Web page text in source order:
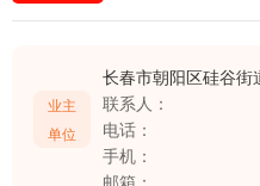
业主
单位
长春市朝阳区硅谷街
联系人：
电话：
手机：